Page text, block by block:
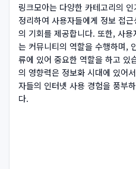
링크모아는 다양한 카테고리의
정리하여 사용자들에게 정보 접
의 기회를 제공합니다. 또한, 사
는 커뮤니티의 역할을 수행하며,
류에 있어 중요한 역할을 하고 있
의 영향력은 정보화 시대에 있어
자들의 인터넷 사용 경험을 풍부
다.